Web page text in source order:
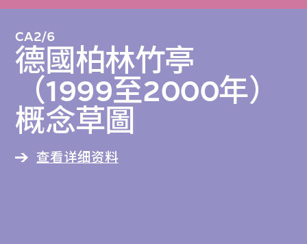
CA2/6
德國柏林竹亭
（1999至2000年）
概念草圖
查看详细资料